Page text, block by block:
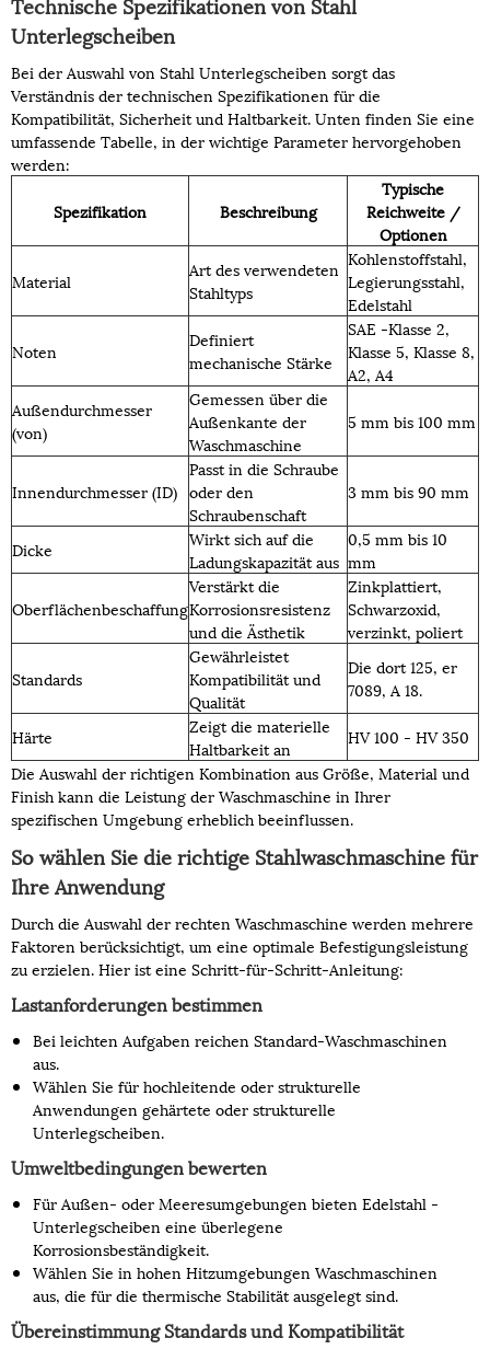
Unterlegscheiben
Bei der Auswahl von Stahl Unterlegscheiben sorgt das
Verständnis der technischen Spezifikationen für die
Kompatibilität, Sicherheit und Haltbarkeit. Unten finden Sie eine
umfassende Tabelle, in der wichtige Parameter hervorgehoben
werden:
Spezifikation Beschreibung
Typische
Reichweite /
Optionen
Material
Art des verwendeten
Stahltyps
Kohlenstoffstahl,
Legierungsstahl,
Edelstahl
Noten
Definiert
mechanische Stärke
SAE -Klasse 2,
Klasse 5, Klasse 8,
A2, A4
Außendurchmesser
(von)
Gemessen über die
Außenkante der
Waschmaschine
5 mm bis 100 mm
Innendurchmesser (ID)
Passt in die Schraube
oder den
Schraubenschaft
3 mm bis 90 mm
Dicke
Wirkt sich auf die
Ladungskapazität aus
0,5 mm bis 10
mm
Oberflächenbeschaffung
Verstärkt die
Korrosionsresistenz
und die Ästhetik
Zinkplattiert,
Schwarzoxid,
verzinkt, poliert
Standards
Gewährleistet
Kompatibilität und
Qualität
Die dort 125, er
7089, A 18.
Härte
Zeigt die materielle
Haltbarkeit an
HV 100 - HV 350
Die Auswahl der richtigen Kombination aus Größe, Material und
Finish kann die Leistung der Waschmaschine in Ihrer
spezifischen Umgebung erheblich beeinflussen.
So wählen Sie die richtige Stahlwaschmaschine für
Ihre Anwendung
Durch die Auswahl der rechten Waschmaschine werden mehrere
Faktoren berücksichtigt, um eine optimale Befestigungsleistung
zu erzielen. Hier ist eine Schritt-für-Schritt-Anleitung:
Lastanforderungen bestimmen
Bei leichten Aufgaben reichen Standard-Waschmaschinen
aus.
Wählen Sie für hochleitende oder strukturelle
Anwendungen gehärtete oder strukturelle
Unterlegscheiben.
Umweltbedingungen bewerten
Für Außen- oder Meeresumgebungen bieten Edelstahl -
Unterlegscheiben eine überlegene
Korrosionsbeständigkeit.
Wählen Sie in hohen Hitzumgebungen Waschmaschinen
aus, die für die thermische Stabilität ausgelegt sind.
Übereinstimmung Standards und Kompatibilität